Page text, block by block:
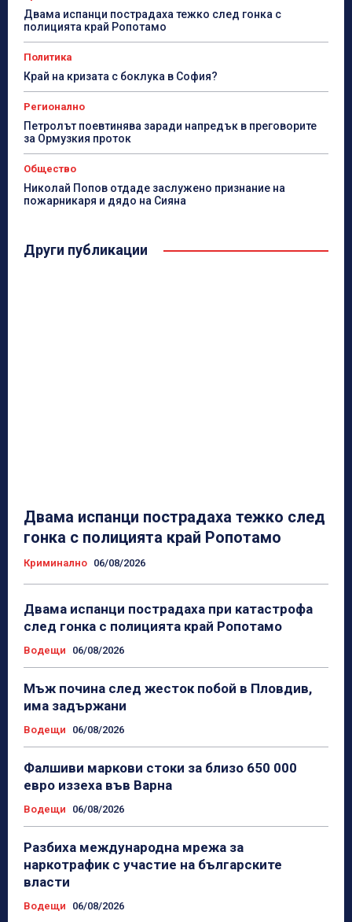
Двама испанци пострадаха тежко след гонка с
полицията край Ропотамо
Политика
Край на кризата с боклука в София?
Регионално
Петролът поевтинява заради напредък в преговорите
за Ормузкия проток
Общество
Николай Попов отдаде заслужено признание на
пожарникаря и дядо на Сияна
Други публикации
Двама испанци пострадаха тежко след
гонка с полицията край Ропотамо
Криминално 06/08/2026
Двама испанци пострадаха при катастрофа
след гонка с полицията край Ропотамо
Водещи 06/08/2026
Мъж почина след жесток побой в Пловдив,
има задържани
Водещи 06/08/2026
Фалшиви маркови стоки за близо 650 000
евро иззеха във Варна
Водещи 06/08/2026
Разбиха международна мрежа за
наркотрафик с участие на българските
власти
Водещи 06/08/2026